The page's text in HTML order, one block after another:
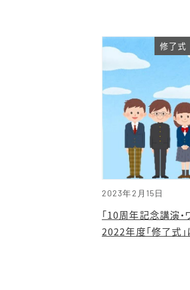
2023年2月15日
修了式
「10周年記念講演・
2022年度「修了式